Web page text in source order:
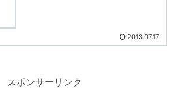
2013.07.17
スポンサーリンク